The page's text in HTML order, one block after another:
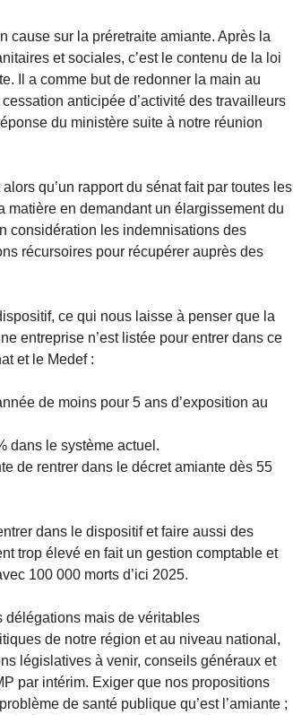
cause sur la préretraite amiante. Après la
et sociales, c’est le contenu de la loi
Il a comme but de redonner la main au
anticipée d’activité des travailleurs
du ministère suite à notre réunion
qu’un rapport du sénat fait par toutes les
matière en demandant un élargissement du
considération les indemnisations des
récursoires pour récupérer auprès des
ce qui nous laisse à penser que la
entreprise n’est listée pour entrer dans ce
et le Medef :
de moins pour 5 ans d’exposition au
dans le système actuel.
de rentrer dans le décret amiante dès 55
dans le dispositif et faire aussi des
trop élevé en fait un gestion comptable et
100 000 morts d’ici 2025.
délégations mais de véritables
de notre région et au niveau national,
législatives à venir, conseils généraux et
par intérim. Exiger que nos propositions
de santé publique qu’est l’amiante ;